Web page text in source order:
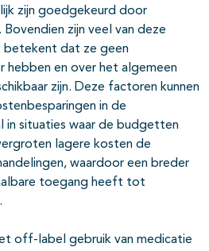
zijn goedgekeurd door
zijn veel van deze
betekent dat ze geen
hebben en over het algemeen
zijn. Deze factoren kunnen
in de
in situaties waar de budgetten
lagere kosten de
waardoor een breder
toegang heeft tot
off-label gebruik van medicatie